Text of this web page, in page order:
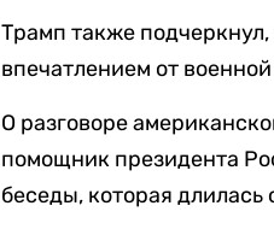
Трамп также
впечатлением от
О разговоре
помощник президента
беседы, которая